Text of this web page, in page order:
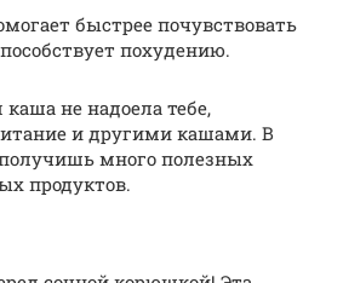
быстрее почувствовать
похудению.
не надоела тебе,
и другими кашами. В
много полезных
продуктов.